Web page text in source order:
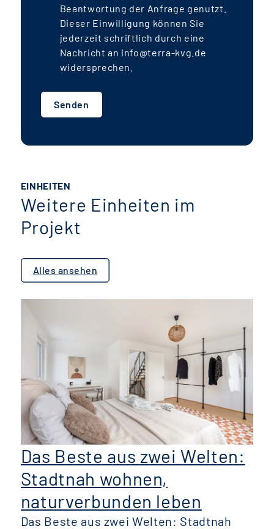
Beantwortung der Anfrage genutzt.
Dieser Einwilligung können Sie
jederzeit schriftlich durch eine
Nachricht an info@terra-kvg.de
widersprechen.
Senden
EINHEITEN
Weitere Einheiten im
Projekt
Alles ansehen
Das Beste aus zwei Welten:
Stadtnah wohnen,
naturverbunden leben
Das Beste aus zwei Welten: Stadtnah